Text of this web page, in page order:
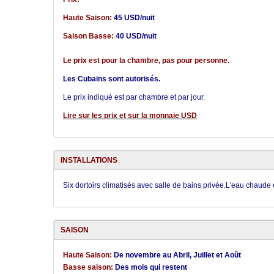
Haute Saison: 45 USD/nuit
Saison Basse: 40 USD/nuit
Le prix est pour la chambre, pas pour personne.
Les Cubains sont autorisés.
Le prix indiqué est par chambre et par jour.
Lire sur les prix et sur la monnaie USD
INSTALLATIONS
Six dortoirs climatisés avec salle de bains privée.L'eau chaude
SAISON
Haute Saison: De novembre au Abril, Juillet et Août
Basse saison: Des mois qui restent